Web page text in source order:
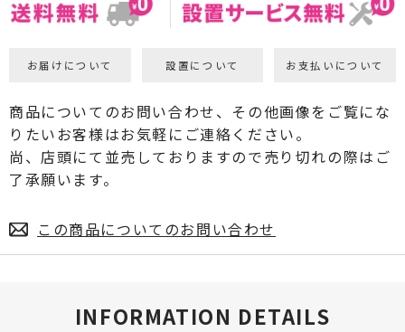
お届けについて 設置について お支払いについて
商品についてのお問い合わせ、その他画像をご覧にな
りたいお客様はお気軽にご連絡ください。
尚、店頭にて並売しておりますので売り切れの際はご
了承願います。
この商品についてのお問い合わせ
INFORMATION DETAILS